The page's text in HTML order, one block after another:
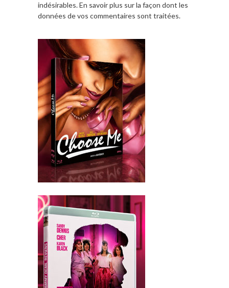
indésirables.En savoir plus sur la façon dont les
données de vos commentaires sont traitées.